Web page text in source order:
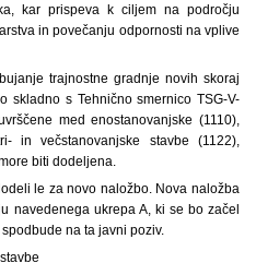
kar prispeva k ciljem na področju
in povečanju odpornosti na vplive
trajnostne gradnje novih skoraj
skladno s Tehnično smernico TSG-V-
med enostanovanjske (1110),
in večstanovanjske stavbe (1122),
biti dodeljena.
le za novo naložbo. Nova naložba
navedenega ukrepa A, ki se bo začel
na ta javni poziv.